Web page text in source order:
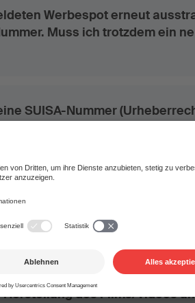
Werbespot erneut
Muss ich trotzdem ein
SUISA-Nummer
Mehr anzeigen
Herstellung des Films/Videos